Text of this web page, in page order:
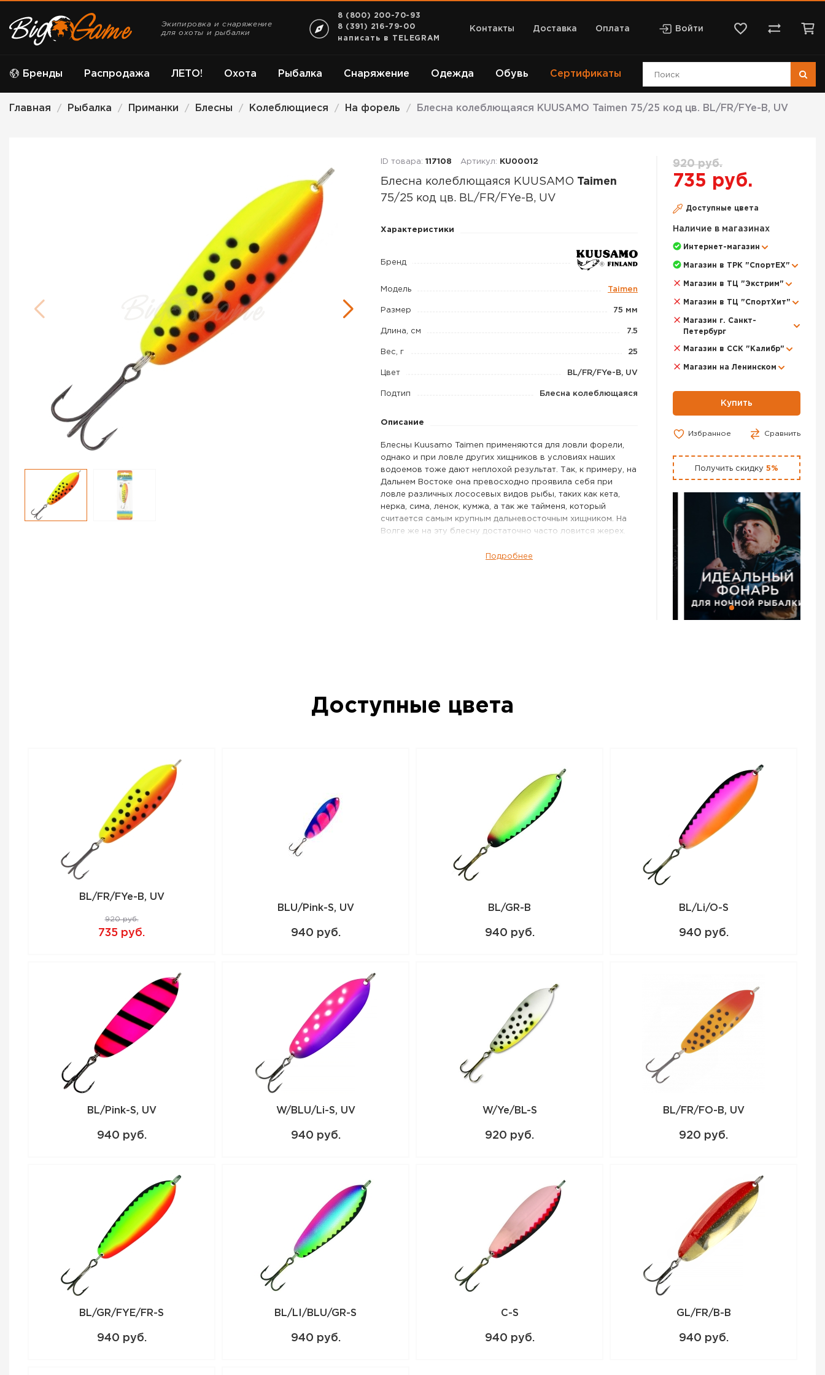
Экипировка и снаряжение
для охоты и рыбалки
8 (800) 200-70-93
8 (391) 216-79-00
написать в TELEGRAM
Контакты Доставка Оплата Войти
Бренды ЛЕТО! Охота Рыбалка Снаряжение Одежда Обувь
Распродажа Сертификаты
Главная / Рыбалка / Приманки / Блесны / Колеблющиеся / На форель / Блесна колеблющаяся KUUSAMO Taimen 75/25 код цв. BL/FR/FYe-B, UV
ID товара: 117108 Артикул: KU00012
Блесна колеблющаяся KUUSAMO Taimen
75/25 код цв. BL/FR/FYe-B, UV
Блесна
KUUSAMO
75/25
код
BL/FR/FYe-
B,
UV
Характеристики
Бренд
Модель Taimen
Размер 75 мм
Длина, см 7.5
Вес, г 25
Цвет BL/FR/FYe-B, UV
Подтип Блесна колеблющаяся
Описание
Блесны Kuusamo Taimen применяются для ловли форели,
однако и при ловле других хищников в условиях наших
водоемов тоже дают неплохой результат. Так, к примеру, на
Дальнем Востоке она превосходно проявила себя при
ловле различных лососевых видов рыбы, таких как кета,
нерка, сима, ленок, кумжа, а так же тайменя, который
считается самым крупным дальневосточным хищником. На
Волге же на эту блесну достаточно часто ловится жерех.
Kuusamo Taimen является наличие внутреннего лепестка,
Подробнее
920 руб.
735 руб.
Доступные цвета
Наличие в магазинах
Интернет-магазин
Магазин в ТРК "СпортЕХ"
Магазин в ТЦ "Экстрим"
Магазин в ТЦ "СпортХит"
Магазин г. Санкт-
Петербург
Магазин в ССК "Калибр"
Магазин на Ленинском
Купить
Избранное Сравнить
Получить скидку 5%
Доступные цвета
BL/FR/FYe-B, UV
920 руб.
735 руб.
BLU/Pink-S, UV
940 руб.
BL/GR-B
940 руб.
BL/Li/O-S
940 руб.
BL/Pink-S, UV
940 руб.
W/BLU/Li-S, UV
940 руб.
W/Ye/BL-S
920 руб.
BL/FR/FO-B, UV
920 руб.
BL/GR/FYE/FR-S
940 руб.
BL/LI/BLU/GR-S
940 руб.
C-S
940 руб.
GL/FR/B-B
940 руб.